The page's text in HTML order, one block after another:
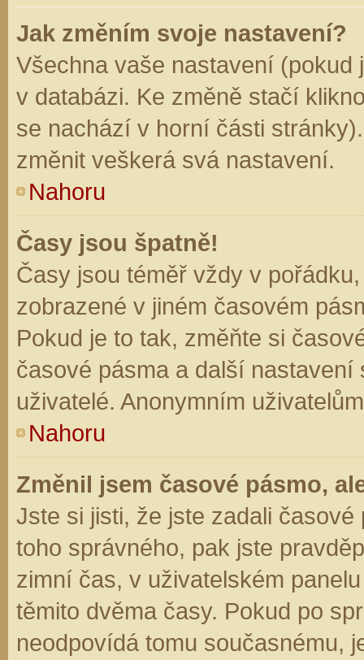
Jak změním svoje nastavení?
Všechna vaše nastavení (pokud
v databázi. Ke změně stačí
se nachází v horní části
změnit veškerá svá nastavení.
Nahoru
Časy jsou špatně!
Časy jsou téměř vždy v
zobrazené v jiném časovém
Pokud je to tak, změňte si
časové pásma a další
uživatelé. Anonymním
Nahoru
Změnil jsem časové pásmo,
Jste si jisti, že jste zadali
toho správného, pak jste
zimní čas, v uživatelském
těmito dvěma časy. Pokud po
neodpovídá tomu současnému,